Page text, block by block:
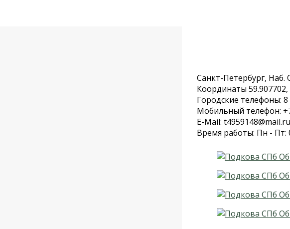
Санкт-Петербург, Наб.
Координаты 59.907702,
Городские телефоны: 8
Мобильный телефон:
E-Mail: t4959148@mail.ru
Время работы: Пн - Пт: